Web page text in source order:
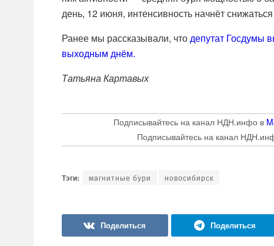
день, 12 июня, интенсивность начнёт
Ранее мы рассказывали, чтодепутат Госдумы
выходным днём.
Татьяна Картавых
Подписывайтесь на канал НДН.инфо в
Подписывайтесь на канал
магнитные бури новосибирск